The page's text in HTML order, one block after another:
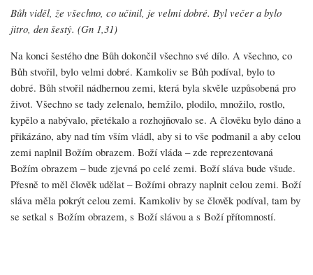
Bůh viděl, že všechno, co učinil, je velmi dobré. Byl večer a bylo
jitro, den šestý. (Gn 1,31)
Na konci šestého dne Bůh dokončil všechno své dílo. A všechno, co
Bůh stvořil, bylo velmi dobré. Kamkoliv se Bůh podíval, bylo to
dobré. Bůh stvořil nádhernou zemi, která byla skvěle uzpůsobená pro
život. Všechno se tady zelenalo, hemžilo, plodilo, množilo, rostlo,
kypělo a nabývalo, přetékalo a rozhojňovalo se. A člověku bylo dáno a
přikázáno, aby nad tím vším vládl, aby si to vše podmanil a aby celou
zemi naplnil Božím obrazem. Boží vláda – zde reprezentovaná
Božím obrazem – bude zjevná po celé zemi. Boží sláva bude všude.
Přesně to měl člověk udělat – Božími obrazy naplnit celou zemi. Boží
sláva měla pokrýt celou zemi. Kamkoliv by se člověk podíval, tam by
se setkal s Božím obrazem, s Boží slávou a s Boží přítomností.